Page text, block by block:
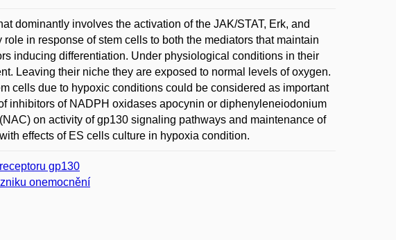
dominantly involves the activation of the JAK/STAT, Erk, and
in response of stem cells to both the mediators that maintain
inducing differentiation. Under physiological conditions in their
Leaving their niche they are exposed to normal levels of oxygen.
cells due to hypoxic conditions could be considered as important
inhibitors of NADPH oxidases apocynin or diphenyleneiodonium
on activity of gp130 signaling pathways and maintenance of
effects of ES cells culture in hypoxia condition.
gp130
onemocnění